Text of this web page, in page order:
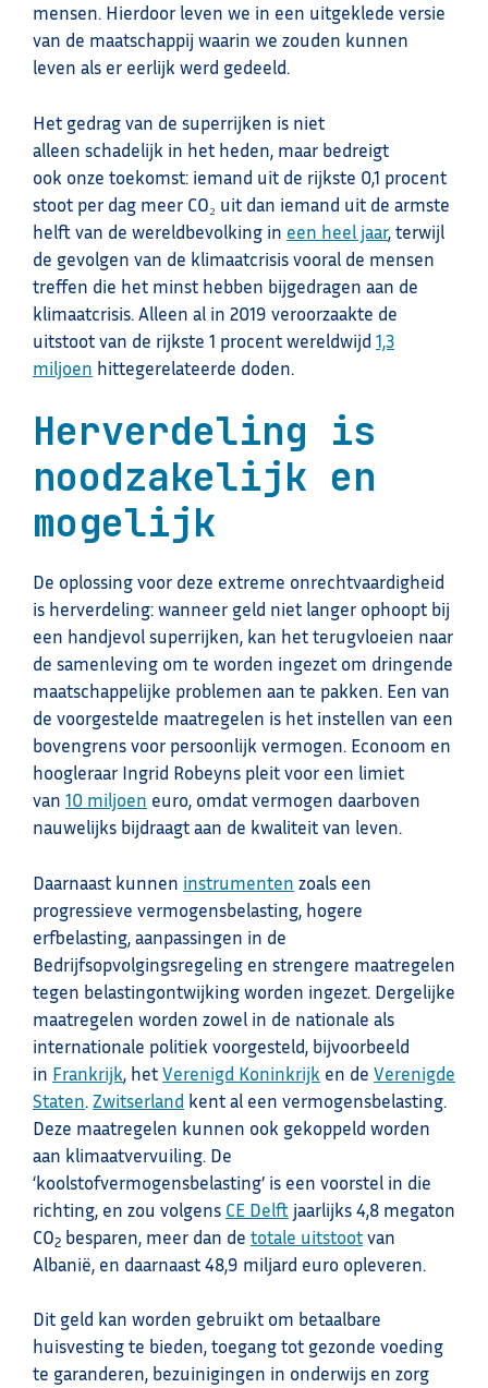
mensen. Hierdoor leven we in een uitgeklede versie
van de maatschappij waarin we zouden kunnen
leven als er eerlijk werd gedeeld.
Het gedrag van de superrijken is niet
alleen schadelijk in het heden, maar bedreigt
ook onze toekomst: iemand uit de rijkste 0,1 procent
stoot per dag meer CO₂ uit dan iemand uit de armste
helft van de wereldbevolking in een heel jaar, terwijl
de gevolgen van de klimaatcrisis vooral de mensen
treffen die het minst hebben bijgedragen aan de
klimaatcrisis. Alleen al in 2019 veroorzaakte de
uitstoot van de rijkste 1 procent wereldwijd 1,3
miljoen hittegerelateerde doden.
Herverdeling is
noodzakelijk en
mogelijk
De oplossing voor deze extreme onrechtvaardigheid
is herverdeling: wanneer geld niet langer ophoopt bij
een handjevol superrijken, kan het terugvloeien naar
de samenleving om te worden ingezet om dringende
maatschappelijke problemen aan te pakken. Een van
de voorgestelde maatregelen is het instellen van een
bovengrens voor persoonlijk vermogen. Econoom en
hoogleraar Ingrid Robeyns pleit voor een limiet
van 10 miljoen euro, omdat vermogen daarboven
nauwelijks bijdraagt aan de kwaliteit van leven.
Daarnaast kunnen instrumenten zoals een
progressieve vermogensbelasting, hogere
erfbelasting, aanpassingen in de
Bedrijfsopvolgingsregeling en strengere maatregelen
tegen belastingontwijking worden ingezet. Dergelijke
maatregelen worden zowel in de nationale als
internationale politiek voorgesteld, bijvoorbeeld
in Frankrijk, hetVerenigd Koninkrijk en de Verenigde
Staten.Zwitserland kent al een vermogensbelasting.
Deze maatregelen kunnen ook gekoppeld worden
aan klimaatvervuiling. De
‘koolstofvermogensbelasting’ is een voorstel in die
richting, en zou volgens CE Delft jaarlijks 4,8 megaton
CO2 besparen, meer dan de totale uitstootvan
Albanië, en daarnaast 48,9 miljard euro opleveren.
Dit geld kan worden gebruikt om betaalbare
huisvesting te bieden, toegang tot gezonde voeding
te garanderen, bezuinigingen in onderwijs en zorg